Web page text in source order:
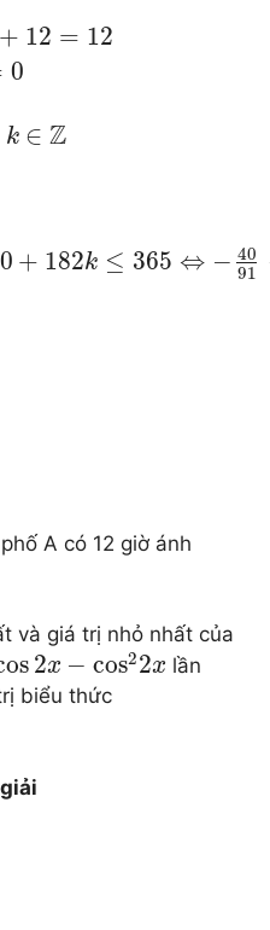
+ 12 = 12
0
k ∈ Z
+ 182k ≤ 365 ⇔ − 40
91
A có 12 giờ ánh
và giá trị nhỏ nhất của
2x − cos22x lần
biểu thức